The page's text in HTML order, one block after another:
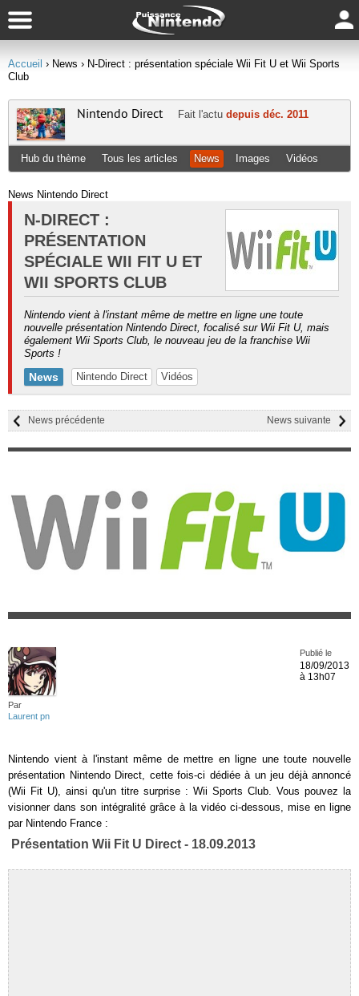
Accueil › News › N-Direct : présentation spéciale Wii Fit U et Wii Sports
Club
Nintendo Direct Fait l'actu depuis déc. 2011
Hub du thème Tous les articles News Images Vidéos
News Nintendo Direct
N-DIRECT :
PRÉSENTATION
SPÉCIALE WII FIT U ET
WII SPORTS CLUB
Nintendo vient à l'instant même de mettre en ligne une toute
nouvelle présentation Nintendo Direct, focalisé sur Wii Fit U, mais
également Wii Sports Club, le nouveau jeu de la franchise Wii
Sports !
News Nintendo Direct Vidéos
News suivante
News précédente
Par
Laurent pn
Publié le
18/09/2013
à 13h07
Nintendo vient à l'instant même de mettre en ligne une toute nouvelle
présentation Nintendo Direct, cette fois-ci dédiée à un jeu déjà annoncé
(Wii Fit U), ainsi qu'un titre surprise : Wii Sports Club. Vous pouvez la
visionner dans son intégralité grâce à la vidéo ci-dessous, mise en ligne
par Nintendo France :
Présentation Wii Fit U Direct - 18.09.2013